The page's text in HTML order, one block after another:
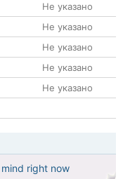
Не указано
Не указано
Не указано
Не указано
Не указано
right now